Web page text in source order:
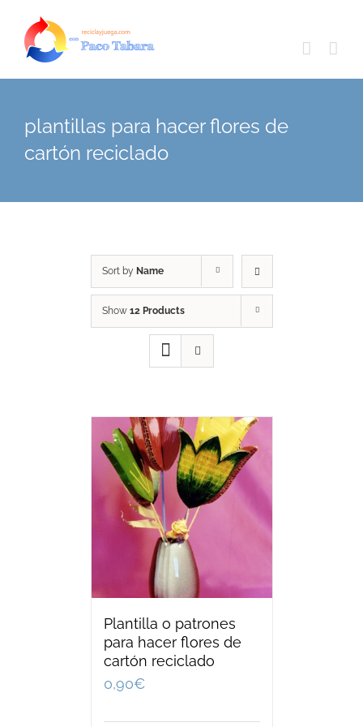
content
plantillas para hacer flores de
cartón reciclado
Sort by Name
Show 12 Products
Plantilla o patrones
para hacer flores de
cartón reciclado
0,90€